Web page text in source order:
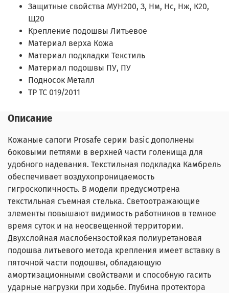
Защитные свойства МУН200, З, Нм, Нс, Нж, К20,
Щ20
Крепление подошвы Литьевое
Материал верха Кожа
Материал подкладки Текстиль
Материал подошвы ПУ, ПУ
Подносок Металл
ТР ТС 019/2011
Описание
Кожаные сапоги Prosafe серии basic дополнены
боковыми петлями в верхней части голенища для
удобного надевания. Текстильная подкладка Камбрель
обеспечивает воздухопроницаемость
гигроскопичность. В модели предусмотрена
текстильная съемная стелька. Светоотражающие
элементы повышают видимость работников в темное
время суток и на неосвещенной территории.
Двухслойная маслобензостойкая полиуретановая
подошва литьевого метода крепления имеет вставку в
пяточной части подошвы, обладающую
амортизационными свойствами и способную гасить
ударные нагрузки при ходьбе. Глубина протектора